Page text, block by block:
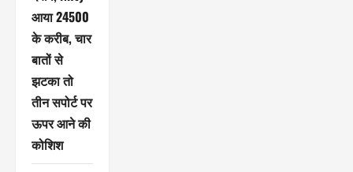
आया 24500
के करीब, चार
बातों से
झटका तो
तीन सपोर्ट पर
ऊपर आने की
कोशिश